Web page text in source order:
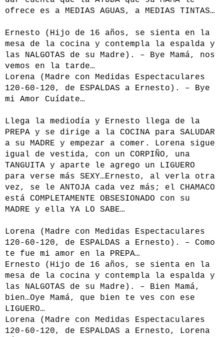
ofrece es a MEDIAS AGUAS, a MEDIAS TINTAS…
Ernesto (Hijo de 16 años, se sienta en la
mesa de la cocina y contempla la espalda y
las NALGOTAS de su Madre). – Bye Mamá, nos
vemos en la tarde…
Lorena (Madre con Medidas Espectaculares
120-60-120, de ESPALDAS a Ernesto). – Bye
mi Amor Cuídate…
Llega la mediodía y Ernesto llega de la
PREPA y se dirige a la COCINA para SALUDAR
a su MADRE y empezar a comer. Lorena sigue
igual de vestida, con un CORPIÑO, una
TANGUITA y aparte le agrego un LIGUERO
para verse más SEXY…Ernesto, al verla otra
vez, se le ANTOJA cada vez más; el CHAMACO
está COMPLETAMENTE OBSESIONADO con su
MADRE y ella YA LO SABE…
Lorena (Madre con Medidas Espectaculares
120-60-120, de ESPALDAS a Ernesto). – Como
te fue mi amor en la PREPA…
Ernesto (Hijo de 16 años, se sienta en la
mesa de la cocina y contempla la espalda y
las NALGOTAS de su Madre). – Bien Mamá,
bien…Oye Mamá, que bien te ves con ese
LIGUERO…
Lorena (Madre con Medidas Espectaculares
120-60-120, de ESPALDAS a Ernesto, Lorena